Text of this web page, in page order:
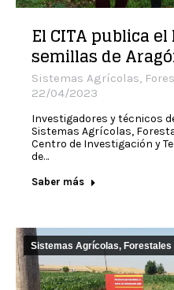
El CITA publica
semillas de
Sistemas Agrícolas,
22/04/2023
Investigadores y técnicos
Sistemas Agrícolas,
Centro de Investigación y
de…
Saber más
Sistemas Agrícolas, Forestales